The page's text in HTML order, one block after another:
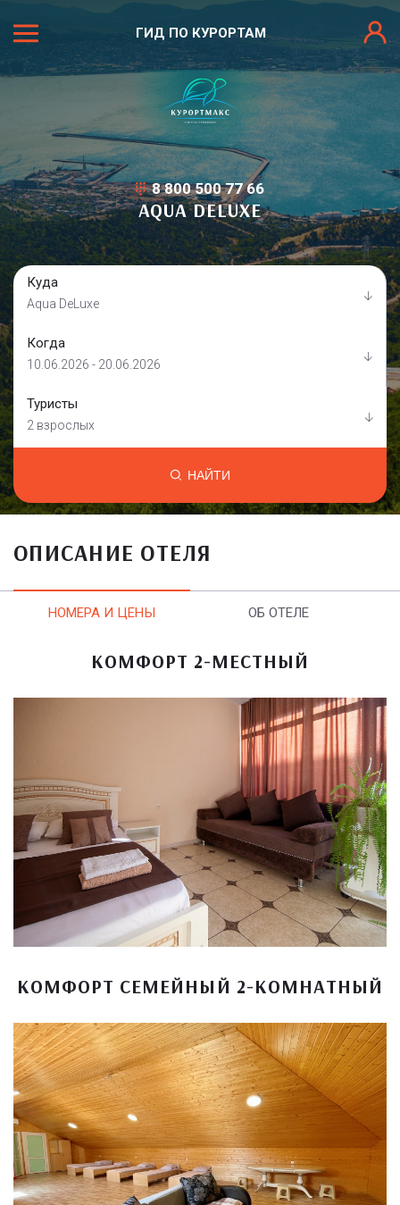
ГИД ПО КУРОРТАМ
8 800 500 77 66
AQUA DELUXE
Куда
Aqua DeLuxe
Когда
10.06.2026 - 20.06.2026
Туристы
2 взрослых
НАЙТИ
ОПИСАНИЕ ОТЕЛЯ
НОМЕРА И ЦЕНЫ ОБ ОТЕЛЕ
КОМФОРТ 2-МЕСТНЫЙ
КОМФОРТ СЕМЕЙНЫЙ 2-КОМНАТНЫЙ